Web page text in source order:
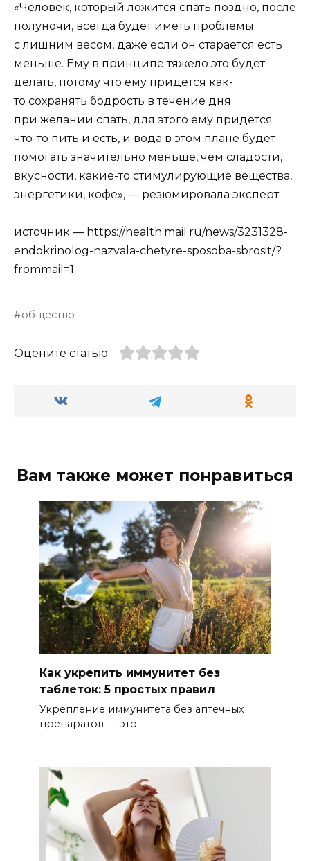
«Человек, который ложится спать поздно, после
полуночи, всегда будет иметь проблемы
с лишним весом, даже если он старается есть
меньше. Ему в принципе тяжело это будет
делать, потому что ему придется как-
то сохранять бодрость в течение дня
при желании спать, для этого ему придется
что-то пить и есть, и вода в этом плане будет
помогать значительно меньше, чем сладости,
вкусности, какие-то стимулирующие вещества,
энергетики, кофе», ― резюмировала эксперт.
источник — https://health.mail.ru/news/3231328-
endokrinolog-nazvala-chetyre-sposoba-sbrosit/?
frommail=1
общество
Оцените статью
Вам также может понравиться
Как укрепить иммунитет без
таблеток: 5 простых правил
Укрепление иммунитета без аптечных
препаратов — это